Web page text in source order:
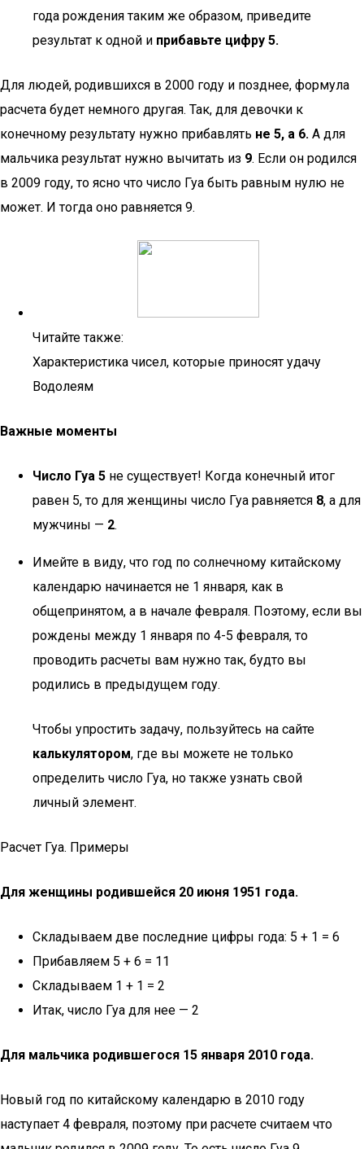
года рождения таким же образом, приведите
результат к одной и прибавьте цифру 5.
Для людей, родившихся в 2000 году и позднее, формула
расчета будет немного другая. Так, для девочки к
конечному результату нужно прибавлять не 5, а 6. А для
мальчика результат нужно вычитать из 9. Если он родился
в 2009 году, то ясно что число Гуа быть равным нулю не
может. И тогда оно равняется 9.
Читайте также:
Характеристика чисел, которые приносят удачу
Водолеям
Важные моменты
Число Гуа 5 не существует! Когда конечный итог
равен 5, то для женщины число Гуа равняется 8, а для
мужчины — 2.
Имейте в виду, что год по солнечному китайскому
календарю начинается не 1 января, как в
общепринятом, а в начале февраля. Поэтому, если вы
рождены между 1 января по 4-5 февраля, то
проводить расчеты вам нужно так, будто вы
родились в предыдущем году.
Чтобы упростить задачу, пользуйтесь на сайте
калькулятором, где вы можете не только
определить число Гуа, но также узнать свой
личный элемент.
Расчет Гуа. Примеры
Для женщины родившейся 20 июня 1951 года.
Складываем две последние цифры года: 5 + 1 = 6
Прибавляем 5 + 6 = 11
Складываем 1 + 1 = 2
Итак, число Гуа для нее — 2
Для мальчика родившегося 15 января 2010 года.
Новый год по китайскому календарю в 2010 году
наступает 4 февраля, поэтому при расчете считаем что